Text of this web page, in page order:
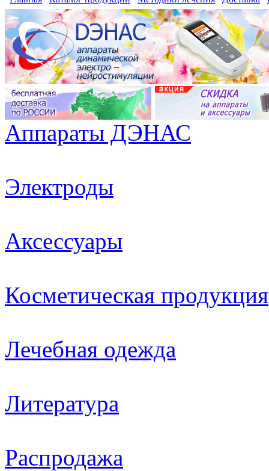
Аппараты ДЭНАС
Электроды
Аксессуары
Косметическая продукция
Лечебная одежда
Литература
Распродажа